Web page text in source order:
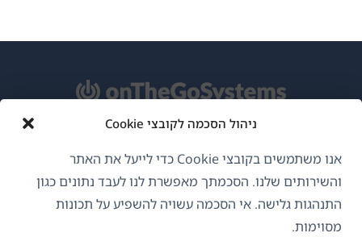
ניהול הסכמה לקובצי Cookie
אנו משתמשים בקובצי Cookie כדי לייעל את האתר
והשירותים שלנו. הסכמתך מאפשרת לנו לעבד נתונים כגון
התנהגות גלישה. אי הסכמה עשויה להשפיע על תכונות
מסוימות.
GDPR ומדיניות פרטיות
הצטרף לצוות שלנו(נפתח